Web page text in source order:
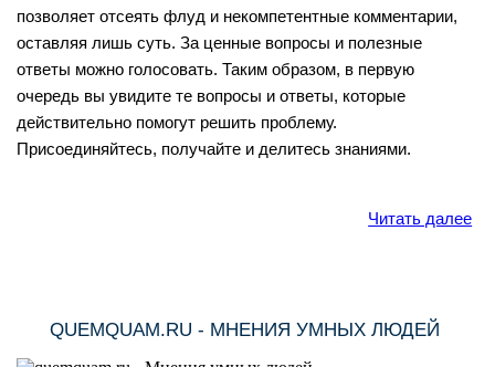
позволяет отсеять флуд и некомпетентные комментарии,
оставляя лишь суть. За ценные вопросы и полезные
ответы можно голосовать. Таким образом, в первую
очередь вы увидите те вопросы и ответы, которые
действительно помогут решить проблему.
Присоединяйтесь, получайте и делитесь знаниями.
Читать далее
QUEMQUAM.RU - МНЕНИЯ УМНЫХ ЛЮДЕЙ